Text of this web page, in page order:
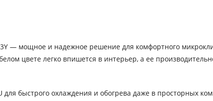
— мощное и надежное решение для комфортного
цвете легко впишется в интерьер, а ее
для быстрого охлаждения и обогрева даже в просторных